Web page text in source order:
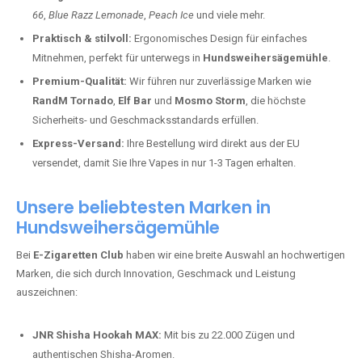
66, Blue Razz Lemonade, Peach Ice und viele mehr.
Praktisch & stilvoll: Ergonomisches Design für einfaches
Mitnehmen, perfekt für unterwegs in Hundsweihersägemühle.
Premium-Qualität: Wir führen nur zuverlässige Marken wie
RandM Tornado, Elf Bar und Mosmo Storm, die höchste
Sicherheits- und Geschmacksstandards erfüllen.
Express-Versand: Ihre Bestellung wird direkt aus der EU
versendet, damit Sie Ihre Vapes in nur 1-3 Tagen erhalten.
Unsere beliebtesten Marken in
Hundsweihersägemühle
Bei E-Zigaretten Club haben wir eine breite Auswahl an hochwertigen
Marken, die sich durch Innovation, Geschmack und Leistung
auszeichnen:
JNR Shisha Hookah MAX: Mit bis zu 22.000 Zügen und
authentischen Shisha-Aromen.